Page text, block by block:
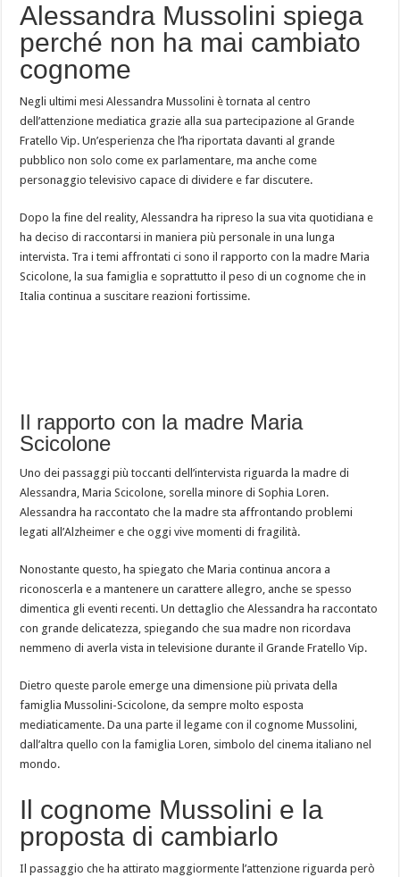
Alessandra Mussolini spiega
perché non ha mai cambiato
cognome
Negli ultimi mesi Alessandra Mussolini è tornata al centro
dell’attenzione mediatica grazie alla sua partecipazione al Grande
Fratello Vip. Un’esperienza che l’ha riportata davanti al grande
pubblico non solo come ex parlamentare, ma anche come
personaggio televisivo capace di dividere e far discutere.
Dopo la fine del reality, Alessandra ha ripreso la sua vita quotidiana e
ha deciso di raccontarsi in maniera più personale in una lunga
intervista. Tra i temi affrontati ci sono il rapporto con la madre Maria
Scicolone, la sua famiglia e soprattutto il peso di un cognome che in
Italia continua a suscitare reazioni fortissime.
Il rapporto con la madre Maria
Scicolone
Uno dei passaggi più toccanti dell’intervista riguarda la madre di
Alessandra, Maria Scicolone, sorella minore di Sophia Loren.
Alessandra ha raccontato che la madre sta affrontando problemi
legati all’Alzheimer e che oggi vive momenti di fragilità.
Nonostante questo, ha spiegato che Maria continua ancora a
riconoscerla e a mantenere un carattere allegro, anche se spesso
dimentica gli eventi recenti. Un dettaglio che Alessandra ha raccontato
con grande delicatezza, spiegando che sua madre non ricordava
nemmeno di averla vista in televisione durante il Grande Fratello Vip.
Dietro queste parole emerge una dimensione più privata della
famiglia Mussolini-Scicolone, da sempre molto esposta
mediaticamente. Da una parte il legame con il cognome Mussolini,
dall’altra quello con la famiglia Loren, simbolo del cinema italiano nel
mondo.
Il cognome Mussolini e la
proposta di cambiarlo
Il passaggio che ha attirato maggiormente l’attenzione riguarda però